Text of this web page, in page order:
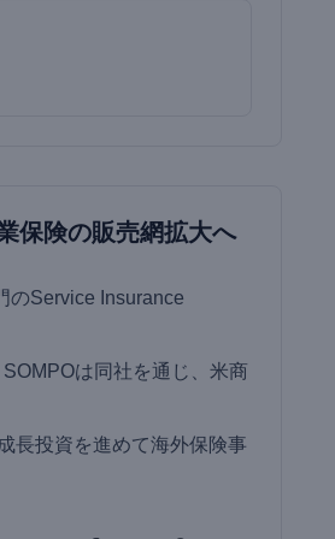
保険の販売網拡大へ
のService Insurance
は同社を通じ、米商
長投資を進めて海外保険事